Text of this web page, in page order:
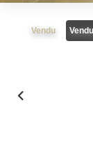
Vendu Vendu